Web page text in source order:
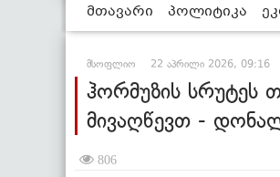
მთავარი პოლიტიკა
მსოფლიო 22 აპრილი 2026, 09:16
ჰორმუზის სრუტეს
მივაღწევთ -
806